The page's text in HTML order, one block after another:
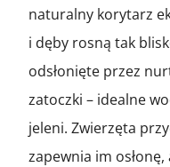
naturalny korytarz
i dęby rosną tak
odsłonięte przez
zatoczki – idealne
jeleni. Zwierzęta
zapewnia im osłonę,